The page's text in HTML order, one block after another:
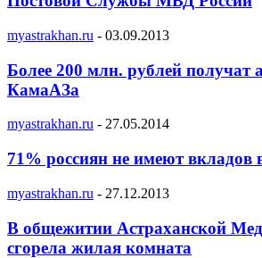
myastrakhan.ru - 03.09.2013
Более 200 млн. рублей получат
КамаАЗа
myastrakhan.ru - 27.05.2014
71% россиян не имеют вкладов
myastrakhan.ru - 27.12.2013
В общежитии Астраханской
сгорела жилая комната